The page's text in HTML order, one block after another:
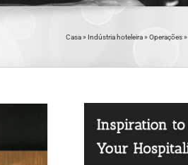
Casa» Indústria hoteleira» Operações»